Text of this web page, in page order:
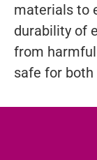
materials to
durability of
from
safe for both